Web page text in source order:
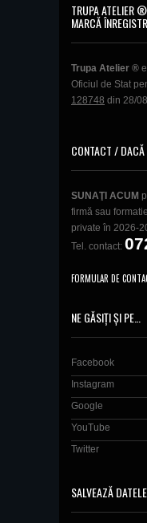
TRUPA ATELIER ®
MARCĂ
Trupa Atelier ®
Oficiul de Stat
128748 din 28/
CONTACT /
SUNAŢI ACUM
firmă sau
private în 2026-
Tel. contact:
FORMULAR DE
NE GĂSIȚI ȘI PE…
Facebook
Instagram
Google
YouTube
Twitter
SALVEAZĂ